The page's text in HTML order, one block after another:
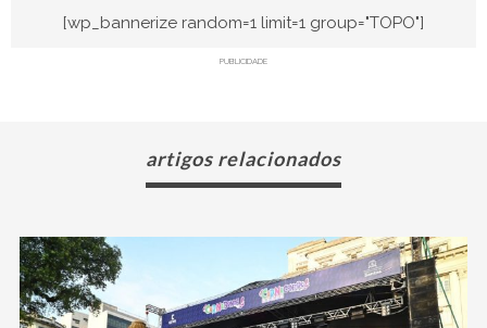
[wp_bannerize random=1 limit=1 group="TOPO"]
PUBLICIDADE
artigos relacionados